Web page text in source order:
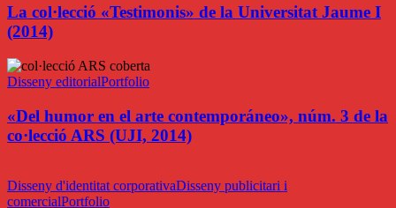
de
la
Universitat
Jaume
I
(2014)
La col·lecció «Testimonis» de la Universitat Jaume I
(2014)
«Del
humor
el
arte
contemporáneo»,
de
Disseny editorialPortfolio
«Del humor en el arte contemporáneo», núm. 3 de la
co·lecció ARS (UJI, 2014)
Consulting
(2013)
Disseny d'identitat corporativaDisseny publicitari i
comercialPortfolio